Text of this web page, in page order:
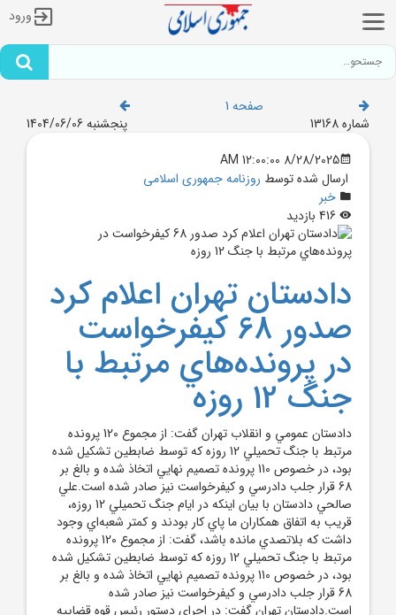
ورود
صفحه 1
شماره 13168
پنجشنبه 1404/06/06
8/28/2025 12:00:00 AM
ارسال شده توسط روزنامه جمهوری اسلامی
خبر
دادستان تهران اعلام کرد
صدور 68 کيفرخواست
در پرونده‌هاي مرتبط با
جنگ 12 روزه
دادستان عمومي و انقلاب تهران گفت: از مجموع 120 پرونده
مرتبط با جنگ تحميلي 12 روزه که توسط ضابطين تشکيل شده
بود، در خصوص 110 پرونده تصميم نهايي اتخاذ شده و بالغ بر
68 قرار جلب دادرسي و کيفرخواست نيز صادر شده است.علي
صالحي دادستان با بيان اينکه در ايام جنگ تحميلي 12 روزه،
قريب به اتفاق همکاران ما پاي کار بودند و کمتر شعبه‌اي وجود
داشت که بلاتصدي مانده باشد، گفت: از مجموع 120 پرونده
مرتبط با جنگ تحميلي 12 روزه که توسط ضابطين تشکيل شده
بود، در خصوص 110 پرونده تصميم نهايي اتخاذ شده و بالغ بر
68 قرار جلب دادرسي و کيفرخواست نيز صادر شده
است.دادستان تهران گفت: در اجراي دستور رئيس قوه قضاييه